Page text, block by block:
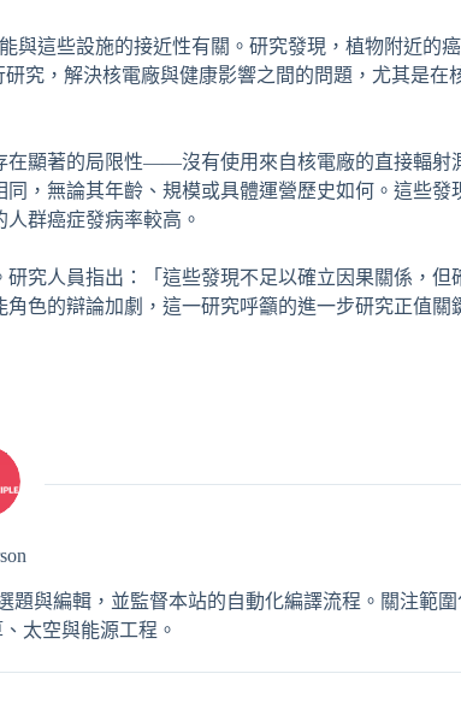
與這些設施的接近性有關。研究發現，植物附近的
究，解決核電廠與健康影響之間的問題，尤其是在
在顯著的局限性——沒有使用來自核電廠的直接輻射
，無論其年齡、規模或具體運營歷史如何。這些發
群癌症發病率較高。
究人員指出：「這些發現不足以確立因果關係，但
色的辯論加劇，這一研究呼籲的進一步研究正值關
題與編輯，並監督本站的自動化編譯流程。關注範
太空與能源工程。